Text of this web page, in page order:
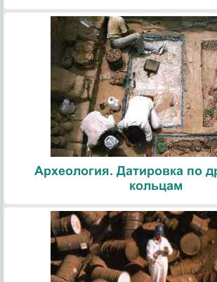
Археология. Датировка по
кольцам